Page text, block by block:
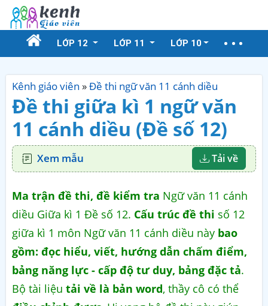
LỚP 12 LỚP 11 LỚP 10
Kênh giáo viên »Đề thi ngữ văn 11 cánh diều
Đề thi giữa kì 1 ngữ văn
11 cánh diều (Đề số 12)
Xem mẫu Tải về
Ma trận đề thi, đề kiểm tra Ngữ văn 11 cánh
diều Giữa kì 1 Đề số 12. Cấu trúc đề thi số 12
giữa kì 1 môn Ngữ văn 11 cánh diều này bao
gồm: đọc hiểu, viết, hướng dẫn chấm điểm,
bảng năng lực - cấp độ tư duy, bảng đặc tả.
Bộ tài liệu tải về là bản word, thầy cô có thể